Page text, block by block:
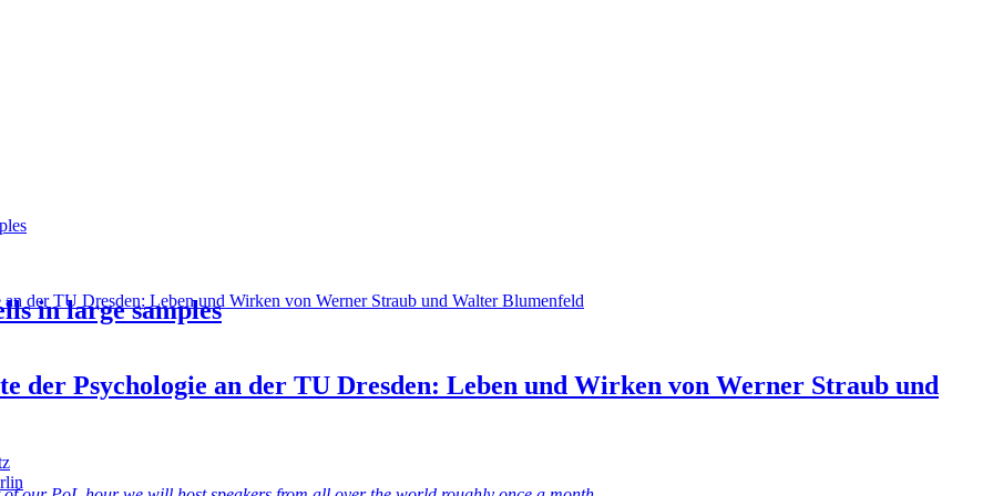
in large samples
der TU Dresden: Leben und Wirken von Werner Straub und Walter Blumenfeld
der Psychologie an der TU Dresden: Leben und Wirken von Werner Straub und